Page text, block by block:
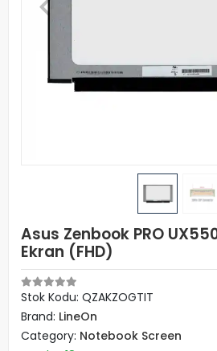
Asus Zenbook PRO
Ekran (FHD)
Stok Kodu: QZAKZOGTIT
Brand: LineOn
Category: Notebook Screen